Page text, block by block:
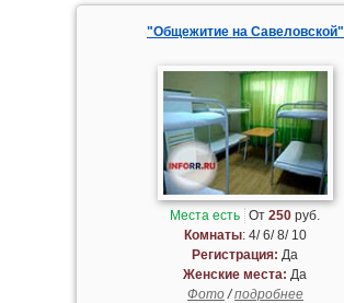
"Общежитие на Савеловской"
Места есть От250 руб.
Комнаты: 4/ 6/ 8/ 10
Регистрация: Да
Женские места: Да
Фото/подробнее